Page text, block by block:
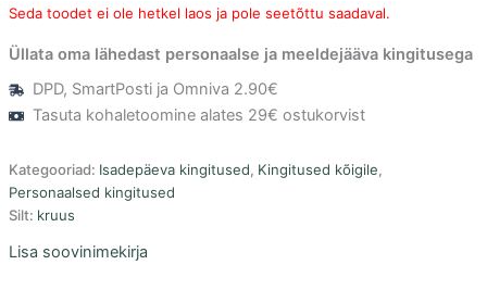
Seda toodet ei ole hetkel laos ja pole seetõttu saadaval.
Üllata oma lähedast personaalse ja meeldejääva kingitusega
DPD, SmartPosti ja Omniva 2.90€
Tasuta kohaletoomine alates 29€ ostukorvist
Kategooriad: Isadepäeva kingitused, Kingitused kõigile,
Personaalsed kingitused
Silt: kruus
Lisa soovinimekirja